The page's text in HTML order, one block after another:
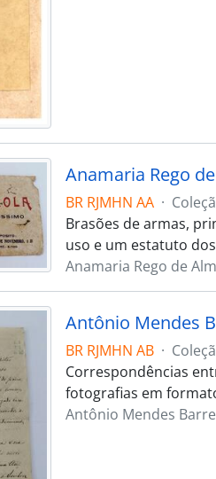
Anamaria Rego
BR RJMHN AA ·
Brasões de armas,
uso e um estatuto
Anamaria Rego de
Antônio Mendes
BR RJMHN AB ·
Correspondências
fotografias em
Antônio Mendes